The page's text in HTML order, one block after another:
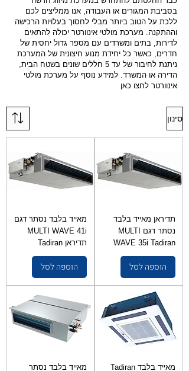
בסביבת המגורים או העבודה, אנו ממליצים לכם
ללכת על הטוב ביותר מבלי לחסוך בעלויות הרכישה
וההתקנה. מערכת מולטי אינוורטר יכולה להתאים
לדירות, בתים ומשרדים עם מספר גדול יחסית של
חדרים, כאשר כל יחידת מנוע חיצונית של המערכת
ניתנת לחיבור של עד 5 חללים שונים בשטח הבית,
הדירה או המשרד. למידע נוסף על מערכת מולטי
אינוורטר לחצו כאן
סינון
תדיראן מאייד בלבד
נסתר דגם MULTI
WAVE 35i Tadiran
הוספה לסל
מאייד בלבד נסתר דגם
MULTI WAVE 41i
תדיראן Tadiran
הוספה לסל
מאייד בלבד Tadiran
מאייד בלבד נסתר